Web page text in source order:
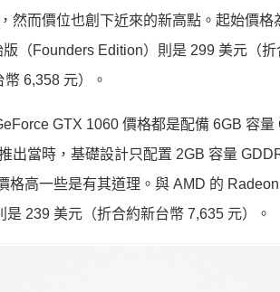
然而價位也創下近來的新高點。起始價
（Founders Edition）則是 299 美元（
6,358 元）。
GTX 1060 價格都是配備 6GB 容
出當時，基礎設計只配置 2GB 容量
格高一些是有其道理。與 AMD 的
是 239 美元（折合約新台幣 7,635 元）。